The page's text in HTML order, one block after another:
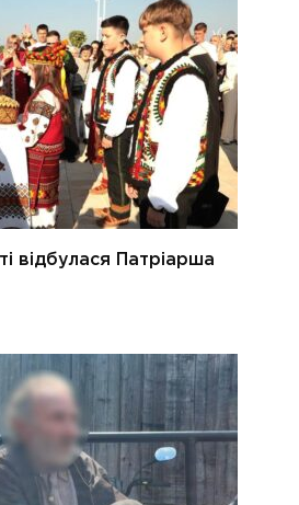
відбулася Патріарша